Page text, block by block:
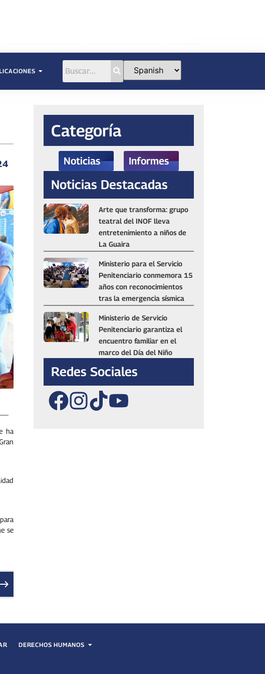
ha
se
Categoría
Noticias Informes
Noticias Destacadas
Arte que transforma: grupo
teatral del INOF lleva
entretenimiento a niños de
La Guaira
Ministerio para el Servicio
Penitenciario conmemora 15
años con reconocimientos
tras la emergencia sísmica
Ministerio de Servicio
Penitenciario garantiza el
encuentro familiar en el
marco del Día del Niño
Redes Sociales
DERECHOS HUMANOS